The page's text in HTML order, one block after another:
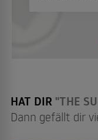
HAT DIR "THE
Dann gefällt dir